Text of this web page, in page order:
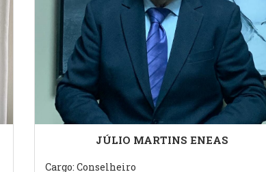
JÚLIO MARTINS ENEAS
Cargo: Conselheiro